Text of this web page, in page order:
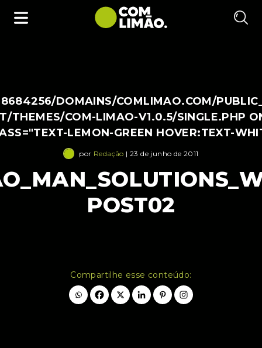
DOMAINS/COMLIMAO.COM/
THEMES/COM-LIMAO-V1.0.5/SINGLE.PHP
LEMON-GREEN HOVER:TEXT-
por Redação | 23 de junho de 2011
POST02
Compartilhe esse conteúdo: